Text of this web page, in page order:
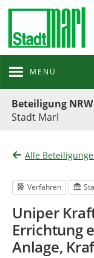
MENÜ
Beteiligung NRW
Stadt Marl
Alle
Verfahren
Uniper
Errichtung
Anlage,